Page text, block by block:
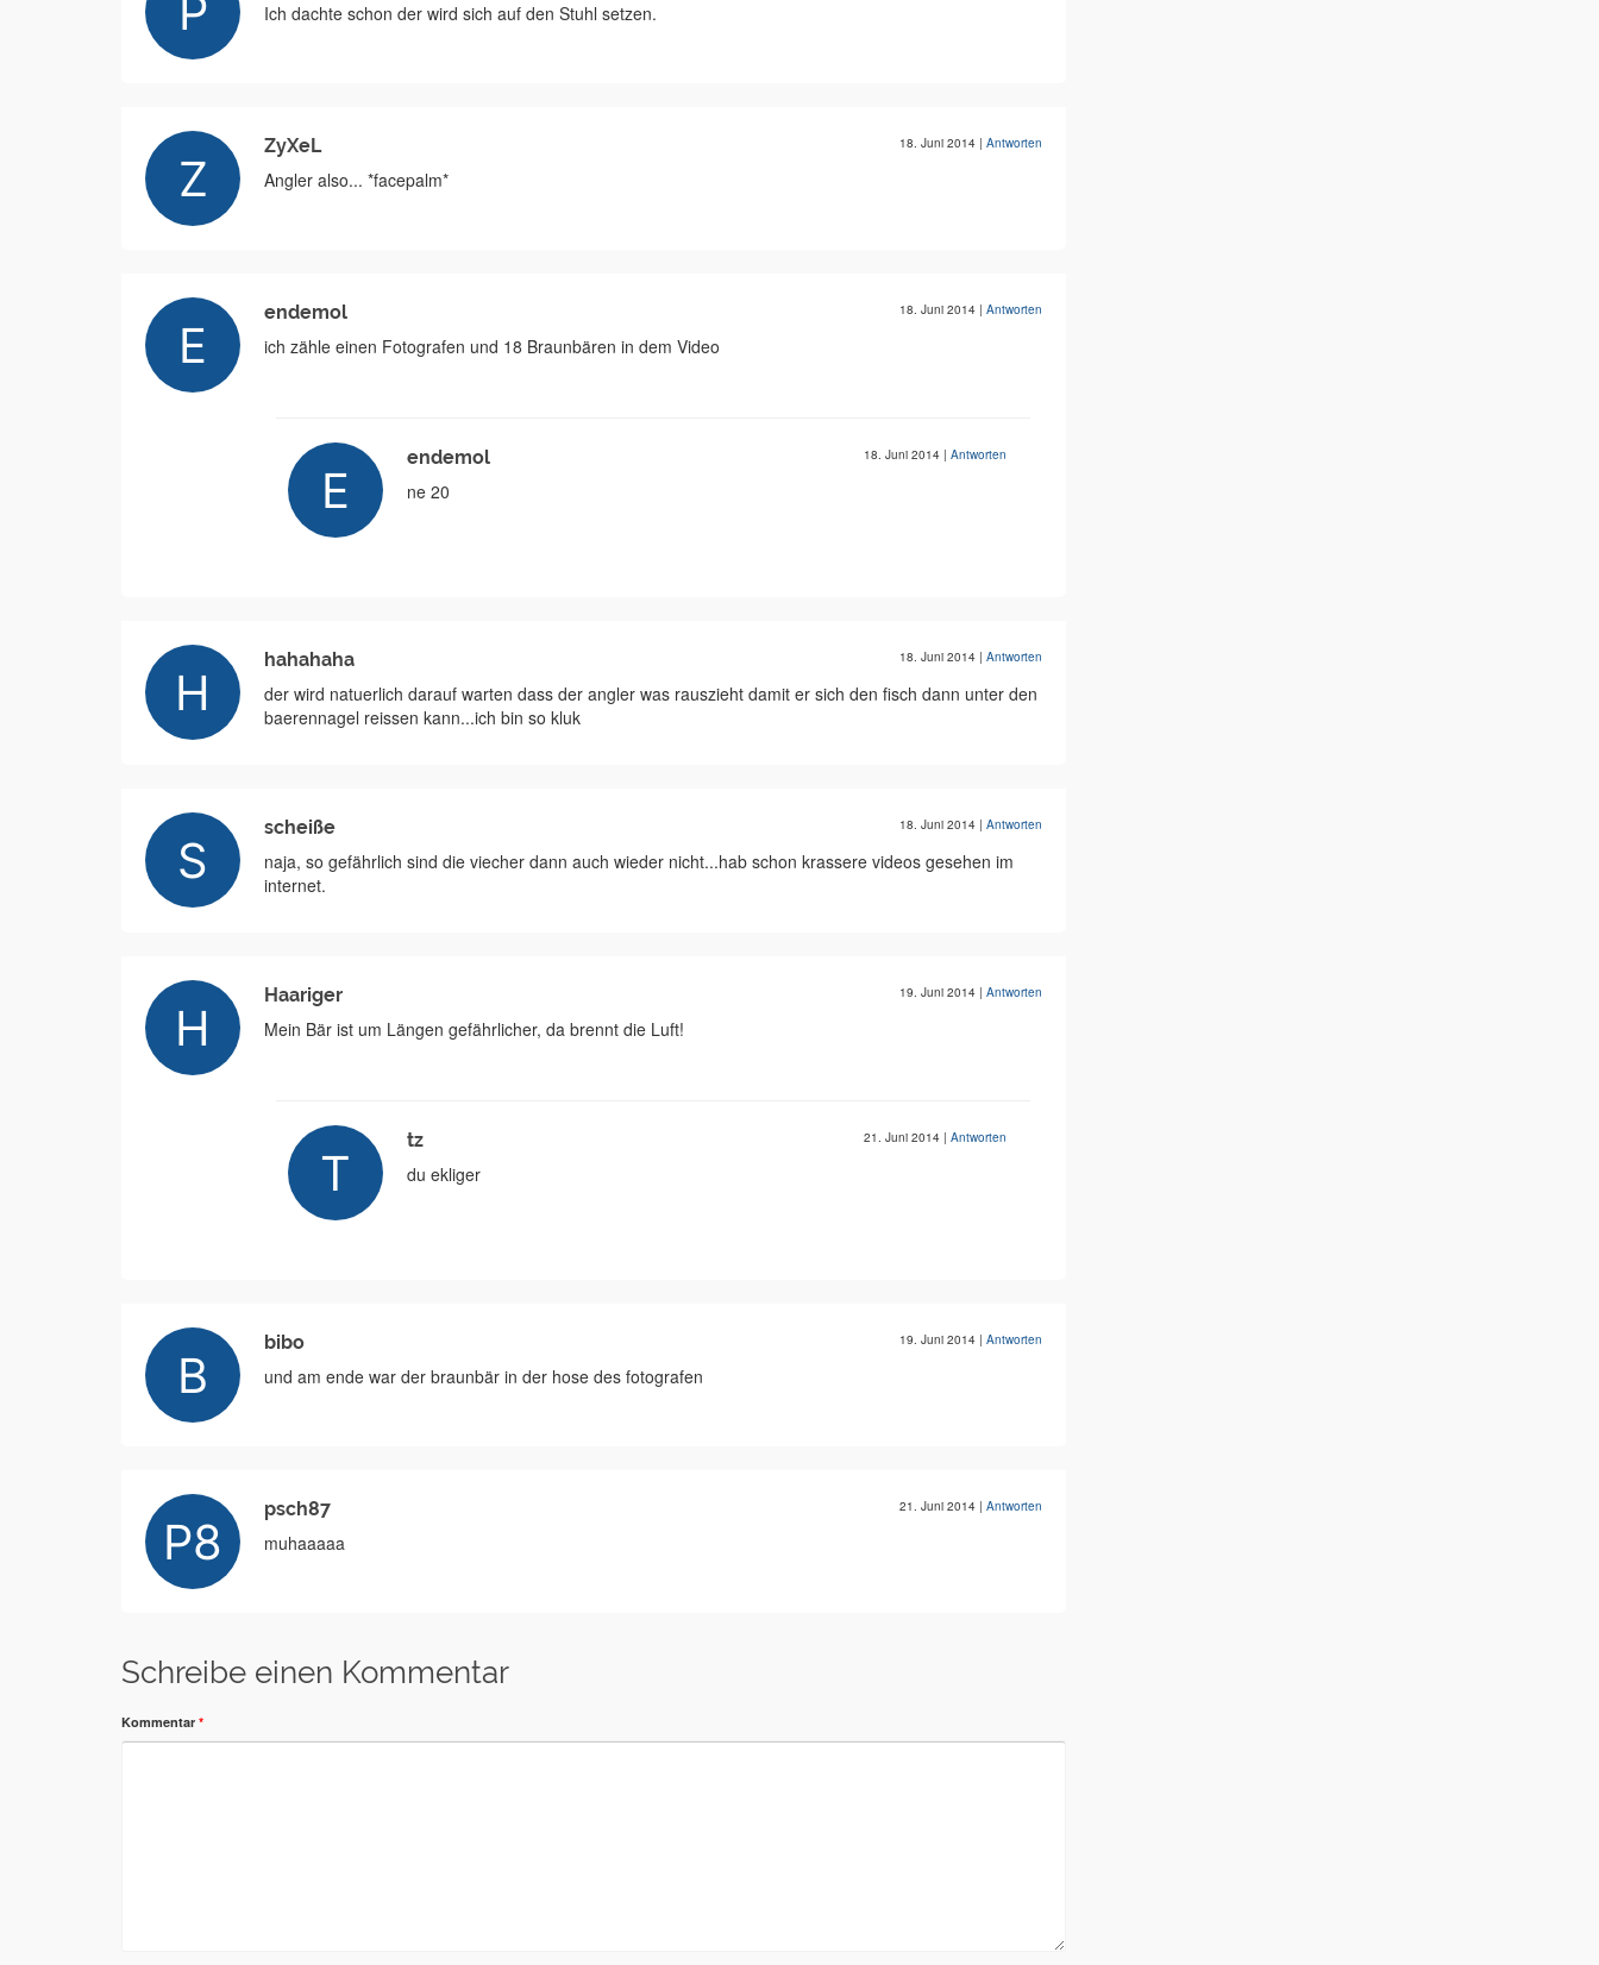
Ich dachte schon der wird sich auf den Stuhl setzen.
ZyXeL 18. Juni 2014 | Antworten
Angler also... *facepalm*
endemol 18. Juni 2014 | Antworten
ich zähle einen Fotografen und 18 Braunbären in dem Video
endemol 18. Juni 2014 | Antworten
ne 20
hahahaha 18. Juni 2014 | Antworten
der wird natuerlich darauf warten dass der angler was rauszieht damit er sich den fisch dann unter den
baerennagel reissen kann...ich bin so kluk
scheiße 18. Juni 2014 | Antworten
naja, so gefährlich sind die viecher dann auch wieder nicht...hab schon krassere videos gesehen im
internet.
Haariger 19. Juni 2014 | Antworten
Mein Bär ist um Längen gefährlicher, da brennt die Luft!
tz 21. Juni 2014 | Antworten
du ekliger
bibo 19. Juni 2014 | Antworten
und am ende war der braunbär in der hose des fotografen
psch87 21. Juni 2014 | Antworten
muhaaaaa
Schreibe einen Kommentar
Kommentar *